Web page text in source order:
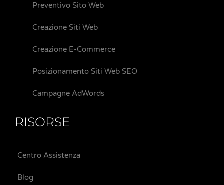
Preventivo Sito Web
Creazione Siti Web
Creazione E-Commerce
Posizionamento Siti Web SEO
Campagne AdWords
RISORSE
Centro Assistenza
Blog